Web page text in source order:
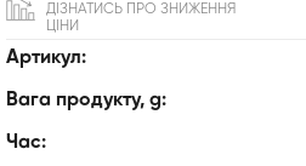
Артикул:
Вага продукту, g:
Час:
ДІЗНАТИСЬ ПРО ЗНИЖЕННЯ
ЦІНИ